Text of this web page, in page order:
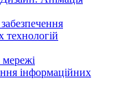
мережі
інформаційних